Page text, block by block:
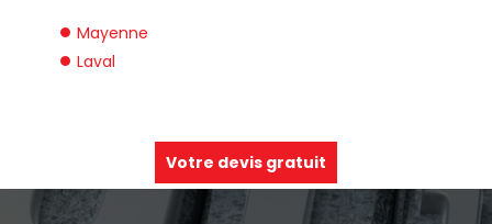
Mayenne
Laval
Votre devis gratuit